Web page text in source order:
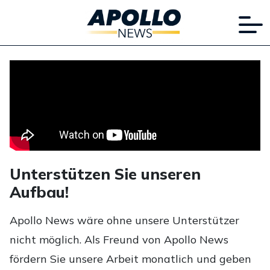
Unterstützen Sie unseren
Aufbau!
Apollo News wäre ohne unsere Unterstützer
nicht möglich. Als Freund von Apollo News
fördern Sie unsere Arbeit monatlich und geben